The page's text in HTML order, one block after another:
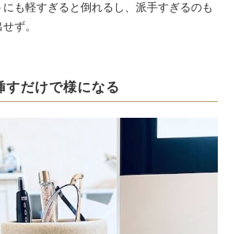
も軽すぎると倒れるし、派手すぎるのも
ず。
すだけで様になる